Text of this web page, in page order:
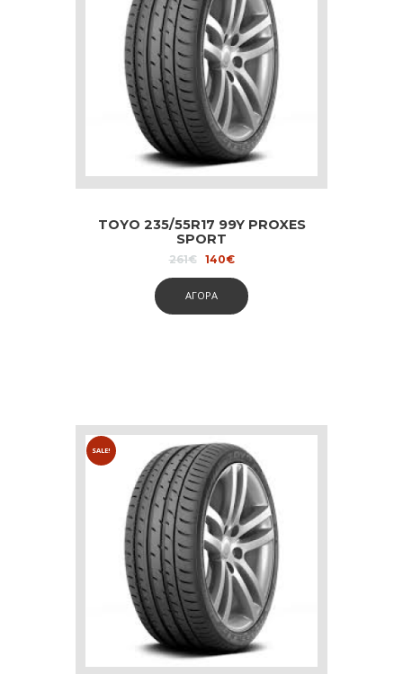
TOYO 235/55R17 99Y PROXES
SPORT
261€
Original
261€.
140€Current
is:
140€.
ΑΓΟΡΑ
SALE!